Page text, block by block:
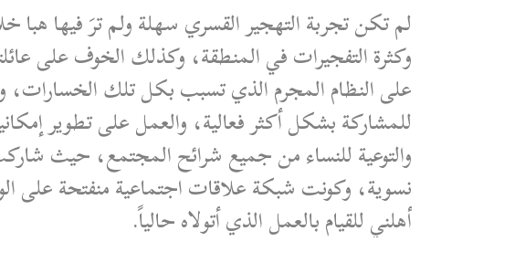
لم تكن تجربة التهجير القسري سهلة ولم ترَ فيها هبا
وكثرة التفجيرات في المنطقة، وكذلك الخوف على
على النظام المجرم الذي تسبب بكل تلك
للمشاركة بشكل أكثر فعالية، والعمل على تطوير
والتوعية للنساء من جميع شرائح المجتمع، حيث
نسوية، وكونت شبكة علاقات اجتماعية منفتحة على
أهلني للقيام بالعمل الذي أتولاه حالياً.